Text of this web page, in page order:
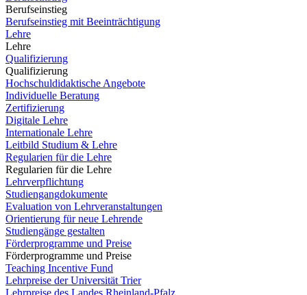
Berufseinstieg
Berufseinstieg mit Beeinträchtigung
Lehre
Lehre
Qualifizierung
Qualifizierung
Hochschuldidaktische Angebote
Individuelle Beratung
Zertifizierung
Digitale Lehre
Internationale Lehre
Leitbild Studium & Lehre
Regularien für die Lehre
Regularien für die Lehre
Lehrverpflichtung
Studiengangdokumente
Evaluation von Lehrveranstaltungen
Orientierung für neue Lehrende
Studiengänge gestalten
Förderprogramme und Preise
Förderprogramme und Preise
Teaching Incentive Fund
Lehrpreise der Universität Trier
Lehrpreise des Landes Rheinland-Pfalz